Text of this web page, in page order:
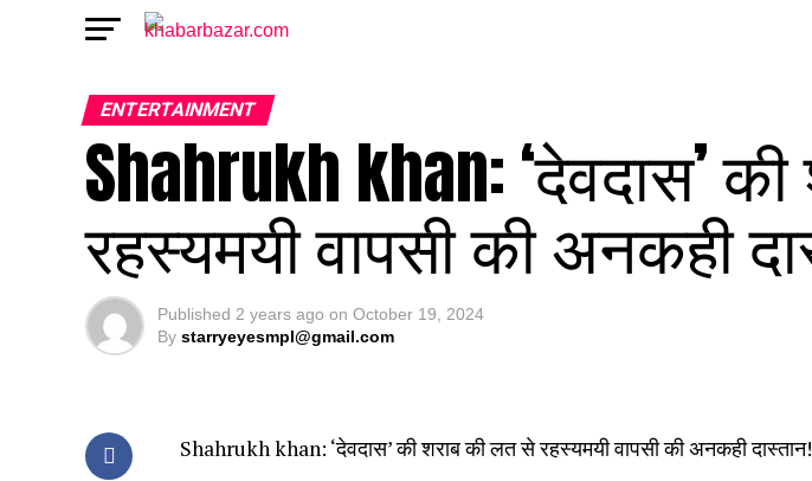
ENTERTAINMENT
Shahrukh khan: ‘देवदास’
रहस्यमयी वापसी की अनकही
Published 2 years ago on October 19, 2024
By starryeyesmpl@gmail.com
Shahrukh khan: ‘देवदास’ की शराब की लत से रहस्यमयी वापसी की अनकही